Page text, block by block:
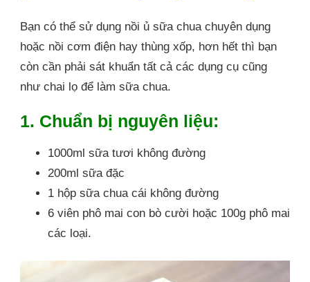
Bạn có thể sử dụng nồi ủ sữa chua chuyên dụng
hoặc nồi cơm điện hay thùng xốp, hơn hết thì bạn
còn cần phải sát khuẩn tất cả các dụng cụ cũng
như chai lọ để làm sữa chua.
1. Chuẩn bị nguyên liệu:
1000ml sữa tươi không đường
200ml sữa đặc
1 hộp sữa chua cái không đường
6 viên phô mai con bò cười hoặc 100g phô mai
các loại.